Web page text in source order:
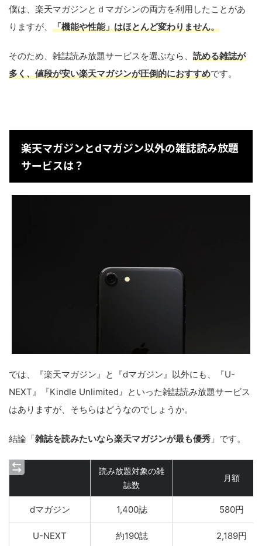
僕は、楽天マガジンとｄマガシンの両方を利用したことがあ
りますが、 「機能や性能」はほとんど変わりません。
そのため、雑誌読み放題サービスを選ぶなら、 読める雑誌が
多く、値段が安い楽天マガジンが圧倒的におすすめです。
楽天マガジンとdマガジン以外の雑誌読み放題
サービスは？
では、『楽天マガジン』と『dマガジン』以外にも、『U-
NEXT』『Kindle Unlimited』といった雑誌読み放題サービス
はありますが、そちらはどうなのでしょうか。
結論「雑誌を読みたいなら楽天マガジンが最も優秀 」です。
読み放題対象の雑
誌数
月額
dマガジン 1,400誌 580円
U-NEXT 約190誌 2,189円